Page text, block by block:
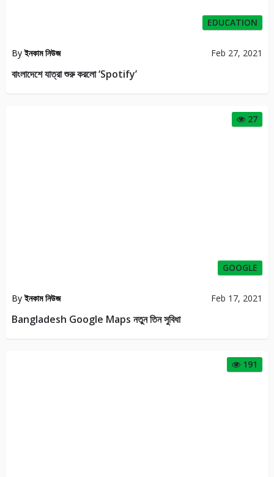
EDUCATION
Byইনকাম নিউজ Feb 27, 2021
বাংলাদেশে যাত্রা শুরু করলো ‘Spotify’
27
GOOGLE
Byইনকাম নিউজ Feb 17, 2021
Bangladesh Google Maps নতুন তিন সুবিধা
191